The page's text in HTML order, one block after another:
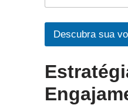
Descubra sua